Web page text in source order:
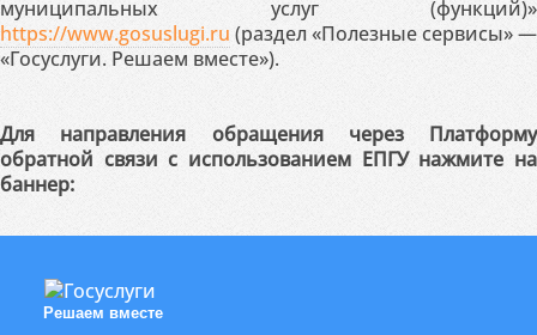
муниципальных услуг (функций)»
https://www.gosuslugi.ru (раздел «Полезные сервисы» —
«Госуслуги. Решаем вместе»).
Для направления обращения через Платформу
обратной связи с использованием ЕПГУ нажмите на
баннер:
Решаем вместе